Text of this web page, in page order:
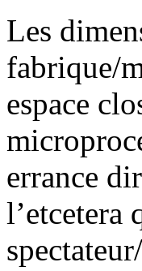
Les
fabrique/
espace
errance
l’etcetera